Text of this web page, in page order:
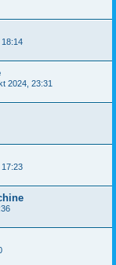
18:14
2024, 23:31